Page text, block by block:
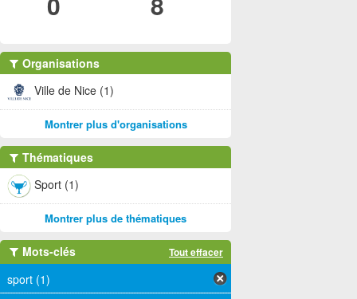
Organisations
Ville de Nice (1)
Montrer plus d'organisations
Thématiques
Sport (1)
Montrer plus de thématiques
Mots-clés Tout effacer
sport (1)